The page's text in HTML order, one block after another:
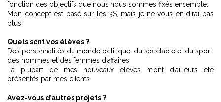
fonction des objectifs que nous nous sommes fixés ensemble.
Mon concept est basé sur les 3S, mais je ne vous en dirai pas
plus.
Quels sont vos élèves ?
Des personnalités du monde politique, du spectacle et du sport,
des hommes et des femmes d’affaires.
La plupart de mes nouveaux élèves m’ont d’ailleurs été
présentés par mes clients.
Avez-vous d’autres projets ?